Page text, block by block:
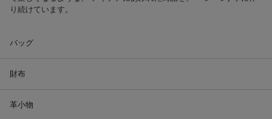
り続けています。
バッグ
財布
革小物